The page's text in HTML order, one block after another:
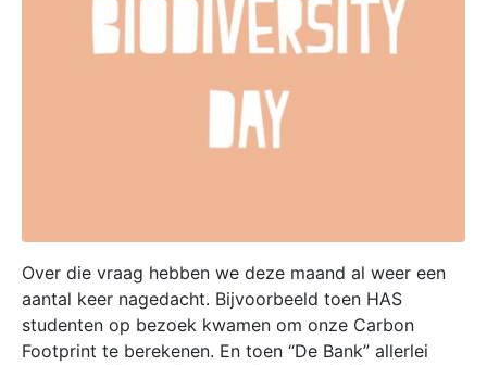
Over die vraag hebben we deze maand al weer een
aantal keer nagedacht. Bijvoorbeeld toen HAS
studenten op bezoek kwamen om onze Carbon
Footprint te berekenen. En toen “De Bank” allerlei